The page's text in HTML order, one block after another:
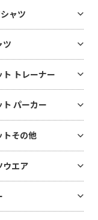
ャツ
(4.9oz以下)
ツ(5～5.5oz)
ャツ
ャツ
ク・天然素材Tシャ
材Tシャツ
ャツ
ライTシャツ
ツ(半袖)
ツ(長袖)
リーブTシャツ
ツその他
ツ
シャツ(半袖)
シャツ(長袖)
ツ(半袖)
ツ(長袖)
ャツ
シャツ
ロシャツ
ポロシャツ
ト トレーナー
ナー(8.9oz以下)
ナー(9～10.9oz)
ー(11oz～)
ル)トレーナー
ナー
ェット トレーナー
エット トレーナー
ト パーカー
パーカー
カー
(8.9oz以下)
ー(9～10.9oz)
(11oz～)
トその他
パンツ
ショーツ
ャケット
ウエア
エア トップス(半袖)
エア トップス(長袖)